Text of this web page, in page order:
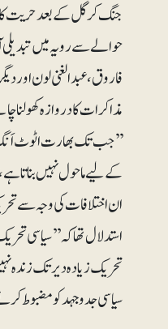
جنگ کرگل کے بعد حریت
حوالے سے رویہ میں تبدیلی
فاروق، عبدالغنی لون اور
مذاکرات کا دروازہ کھولنا
’’جب تک بھارت اٹوٹ اَنگ
کے لیے ماحول نہیں بناتا
ان اختلافات کی وجہ سے
استدلال تھا کہ ’’سیاسی
تحریک زیادہ دیر تک زندہ
سیاسی جدوجہد کو مضبوط